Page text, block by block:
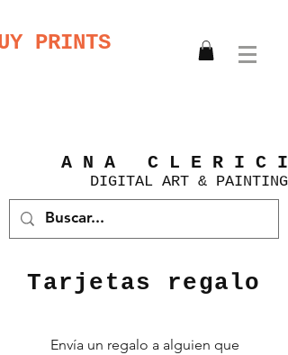
PRINTS
A N A C L E R I C I
DIGITAL ART & PAINTING
Tarjetas regalo
Envía un regalo a alguien que